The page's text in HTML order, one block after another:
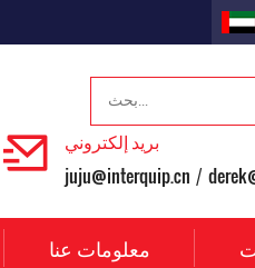
بريد إلكتروني
juju@interquip.cn /
معلومات عنا